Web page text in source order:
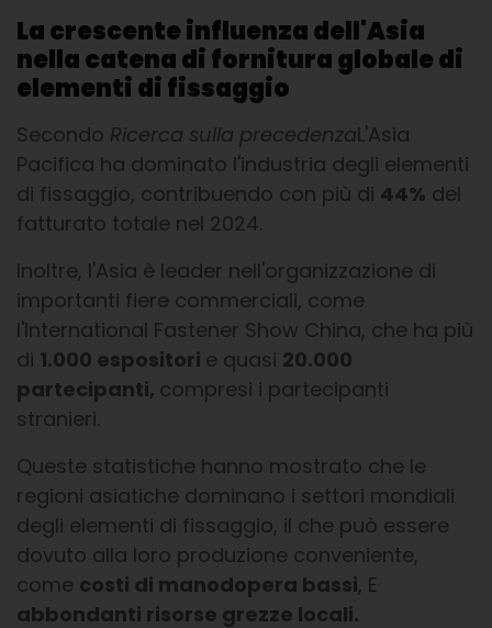
La crescente influenza dell'Asia
nella catena di fornitura globale di
elementi di fissaggio
Secondo Ricerca sulla precedenzaL'Asia
Pacifica ha dominato l'industria degli elementi
di fissaggio, contribuendo con più di 44% del
fatturato totale nel 2024.
Inoltre, l'Asia è leader nell'organizzazione di
importanti fiere commerciali, come
l'International Fastener Show China, che ha più
di 1.000 espositori e quasi 20.000
partecipanti, compresi i partecipanti
stranieri.
Queste statistiche hanno mostrato che le
regioni asiatiche dominano i settori mondiali
degli elementi di fissaggio, il che può essere
dovuto alla loro produzione conveniente,
come costi di manodopera bassi, E
abbondanti risorse grezze locali.